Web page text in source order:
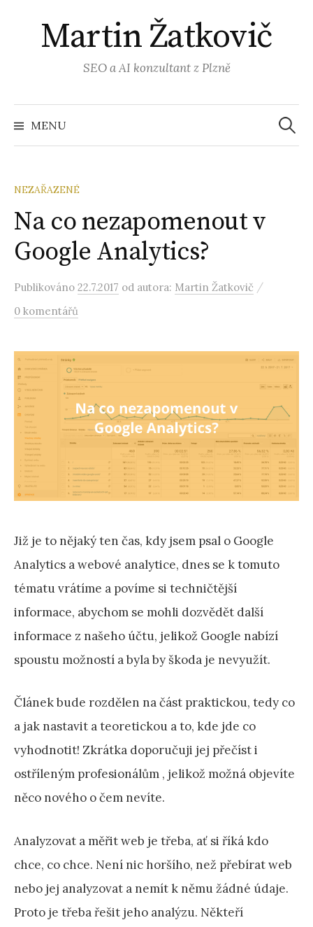
obsahuMartin Žatkovič
SEO a AI konzultant z Plzně
MENU
NEZAŘAZENÉ
Na co nezapomenout v
Google Analytics?
Publikováno 22.7.2017 od autora: Martin Žatkovič /
0 komentářů
Již je to nějaký ten čas, kdy jsem psal o Google
Analytics a webové analytice, dnes se k tomuto
tématu vrátíme a povíme si techničtější
informace, abychom se mohli dozvědět další
informace z našeho účtu, jelikož Google nabízí
spoustu možností a byla by škoda je nevyužít.
Článek bude rozdělen na část praktickou, tedy co
a jak nastavit a teoretickou a to, kde jde co
vyhodnotit! Zkrátka doporučuji jej přečíst i
ostříleným profesionálům , jelikož možná objevíte
něco nového o čem nevíte.
Analyzovat a měřit web je třeba, ať si říká kdo
chce, co chce. Není nic horšího, než přebírat web
nebo jej analyzovat a nemít k němu žádné údaje.
Proto je třeba řešit jeho analýzu. Někteří